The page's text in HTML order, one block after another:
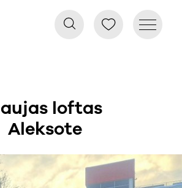
loftas
Aleksote